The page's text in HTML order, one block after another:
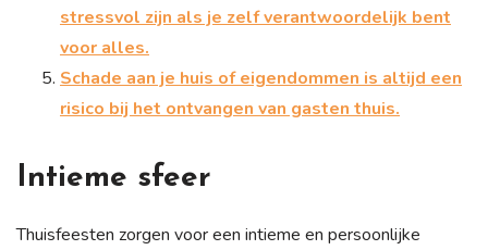
stressvol zijn als je zelf verantwoordelijk bent
voor alles.
Schade aan je huis of eigendommen is altijd een
risico bij het ontvangen van gasten thuis.
Intieme sfeer
Thuisfeesten zorgen voor een intieme en persoonlijke